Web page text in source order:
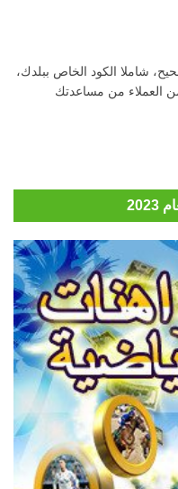
شاملا الكود الخاص ببلدك،
العملاء من مساعدتك